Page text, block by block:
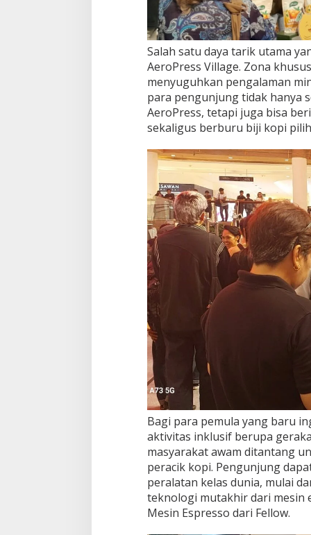
Salah satu daya tarik utama
AeroPress Village. Zona
menyuguhkan pengalaman
para pengunjung tidak hanya
AeroPress, tetapi juga bisa
sekaligus berburu biji kopi
Bagi para pemula yang baru
aktivitas inklusif berupa
masyarakat awam ditantang
peracik kopi. Pengunjung
peralatan kelas dunia, mulai
teknologi mutakhir dari mesin
Mesin Espresso dari Fellow.